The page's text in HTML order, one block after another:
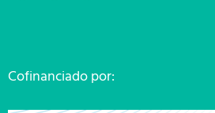
Cofinanciado por: